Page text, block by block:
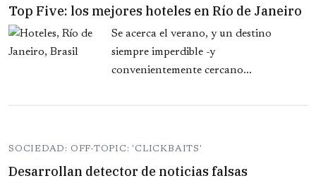
Top Five: los mejores hoteles en Río de Janeiro
Se acerca el verano, y un destino
siempre imperdible -y
convenientemente cercano...
SOCIEDAD: OFF-TOPIC: 'CLICKBAITS'
Desarrollan detector de noticias falsas